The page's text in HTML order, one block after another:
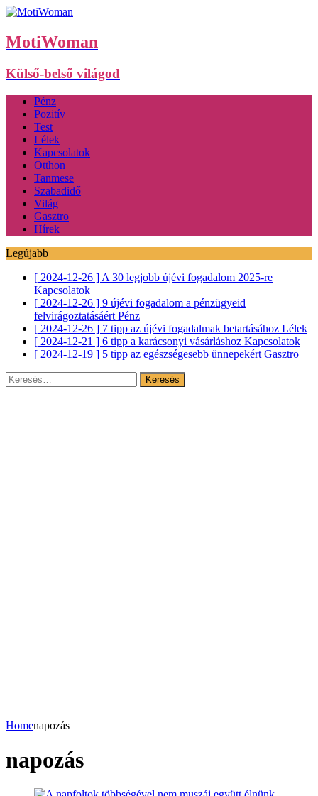
MotiWoman
Külső-belső világod
Pénz
Pozitív
Test
Lélek
Kapcsolatok
Otthon
Tanmese
Szabadidő
Világ
Gasztro
Hírek
Legújabb
[ 2024-12-26 ] A 30 legjobb újévi fogadalom 2025-re
Kapcsolatok
[ 2024-12-26 ] 9 újévi fogadalom a pénzügyeid
felvirágoztatásáért Pénz
[ 2024-12-26 ] 7 tipp az újévi fogadalmak betartásához Lélek
[ 2024-12-21 ] 6 tipp a karácsonyi vásárláshoz Kapcsolatok
[ 2024-12-19 ] 5 tipp az egészségesebb ünnepekért Gasztro
Keresés:
Homenapozás
napozás